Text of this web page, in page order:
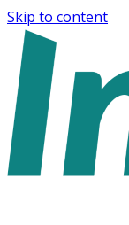
Skip to content